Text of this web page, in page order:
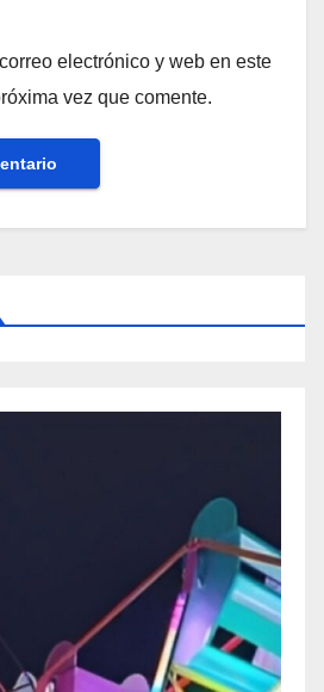
electrónico y web en este
vez que comente.